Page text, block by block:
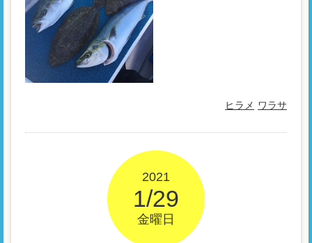
ヒラメ ワラサ
2021
1/29
金曜日